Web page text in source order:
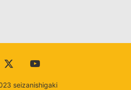
seizanishigaki